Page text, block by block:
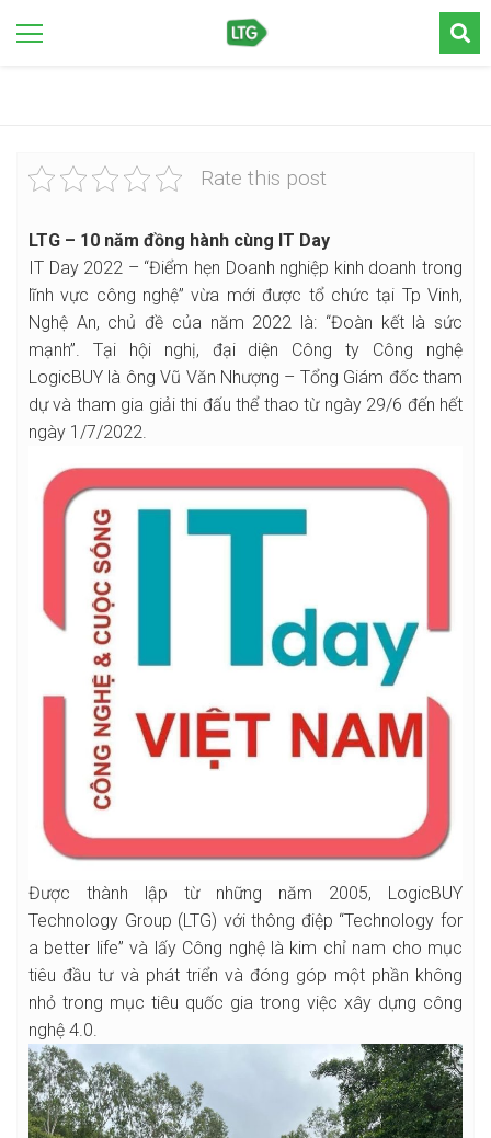
Rate this post
LTG – 10 năm đồng hành cùng IT Day
IT Day 2022 – “Điểm hẹn Doanh nghiệp kinh doanh trong
lĩnh vực công nghệ” vừa mới được tổ chức tại Tp Vinh,
Nghệ An, chủ đề của năm 2022 là: “Đoàn kết là sức
mạnh”. Tại hội nghị, đại diện Công ty Công nghệ
LogicBUY là ông Vũ Văn Nhượng – Tổng Giám đốc tham
dự và tham gia giải thi đấu thể thao từ ngày 29/6 đến hết
ngày 1/7/2022.
Được thành lập từ những năm 2005, LogicBUY
Technology Group (LTG) với thông điệp “Technology for
a better life” và lấy Công nghệ là kim chỉ nam cho mục
tiêu đầu tư và phát triển và đóng góp một phần không
nhỏ trong mục tiêu quốc gia trong việc xây dựng công
nghệ 4.0.